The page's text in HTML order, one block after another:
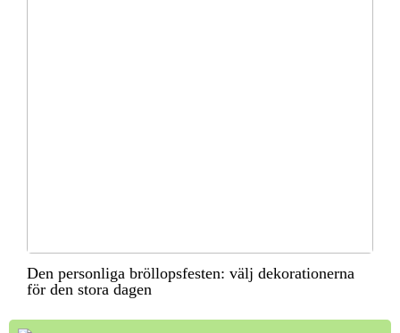
Den personliga bröllopsfesten: välj dekorationerna
för den stora dagen